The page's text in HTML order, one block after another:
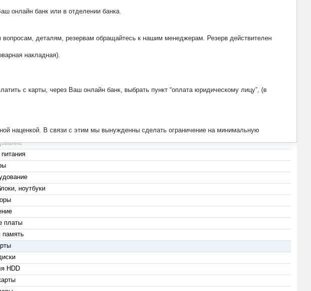
онлайн банк или в отделении банка.
деталям, резервам обращайтесь к нашим менеджерам. Резерв действителен
накладная).
с карты, через Ваш онлайн банк, выбрать пункт “оплата юридическому лицу”, (в
наценкой. В связи с этим мы вынужденны сделать ограничение на минимальную
13-47
ноутбуки
платы
память
HDD